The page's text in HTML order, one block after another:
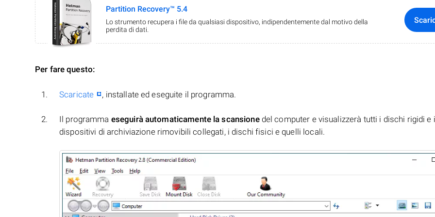
Partition Recovery™ 5.4
Lo strumento recupera i file da qualsiasi dispositivo, indipendentemente dal motivo della
perdita di dati.
Per fare questo:
Scaricate , installate ed eseguite il programma.
Il programma eseguirà automaticamente la scansionedel computer e visualizzerà tutti i dischi rigidi e i
dispositivi di archiviazione rimovibili collegati, i dischi fisici e quelli locali.